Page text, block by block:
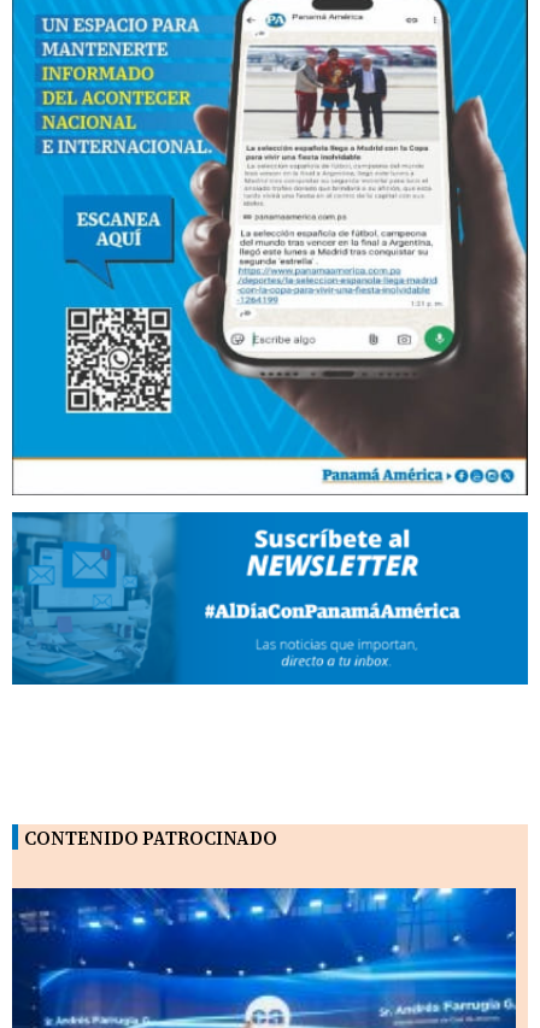
CONTENIDO PATROCINADO